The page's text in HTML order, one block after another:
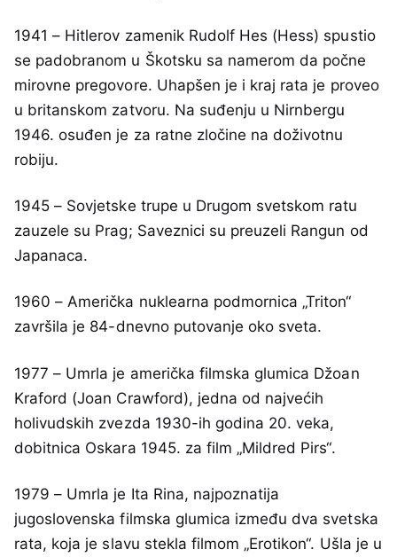
1941 – Hitlerov zamenik Rudolf Hes (Hess) spustio
se padobranom u Škotsku sa namerom da počne
mirovne pregovore. Uhapšen je i kraj rata je proveo
u britanskom zatvoru. Na suđenju u Nirnbergu
1946. osuđen je za ratne zločine na doživotnu
robiju.
1945 – Sovjetske trupe u Drugom svetskom ratu
zauzele su Prag; Saveznici su preuzeli Rangun od
Japanaca.
1960 – Američka nuklearna podmornica „Triton“
završila je 84-dnevno putovanje oko sveta.
1977 – Umrla je američka filmska glumica Džoan
Kraford (Joan Crawford), jedna od najvećih
holivudskih zvezda 1930-ih godina 20. veka,
dobitnica Oskara 1945. za film „Mildred Pirs“.
1979 – Umrla je Ita Rina, najpoznatija
jugoslovenska filmska glumica između dva svetska
rata, koja je slavu stekla filmom „Erotikon“. Ušla je u